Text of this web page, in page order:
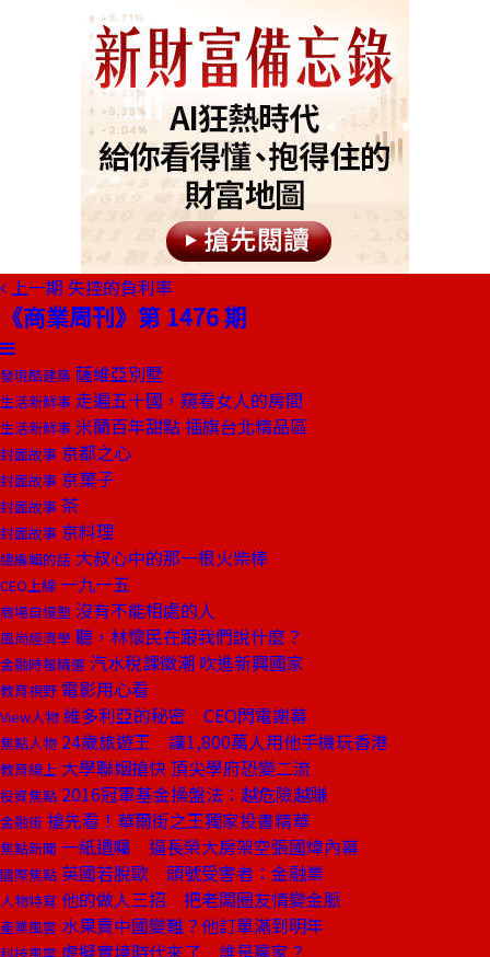
上一期 失控的負利率
《商業周刊》第 1476 期
發現酷建築 薩維亞別墅
生活新鮮事 走遍五十國，窺看女人的房間
生活新鮮事 米蘭百年甜點 插旗台北精品區
封面故事 京都之心
封面故事 京菓子
封面故事 茶
封面故事 京料理
總編輯的話 大叔心中的那一根火柴棒
CEO上線 一九一五
商場自慢塾 沒有不能相處的人
風尚經濟學 聽，林懷民在跟我們說什麼？
金融時報精選 汽水稅課徵潮 吹進新興國家
教育視野 電影用心看
View人物 維多利亞的秘密 CEO閃電謝幕
焦點人物 24歲旅遊王 讓1,800萬人用他手機玩香港
教育線上 大學聯姻搶快 頂尖學府恐變二流
投資焦點 2016冠軍基金操盤法：越危險越賺
金融街 搶先看！華爾街之王獨家投書精華
焦點新聞 一紙遺囑 逼長榮大房架空張國煒內幕
國際焦點 英國若脫歐 頭號受害者：金融業
人物特寫 他的做人三招 把老闆圈友情變金脈
產業風雲 水果賣中國變難？他訂單滿到明年
虛擬實境時代來了 誰是贏家？